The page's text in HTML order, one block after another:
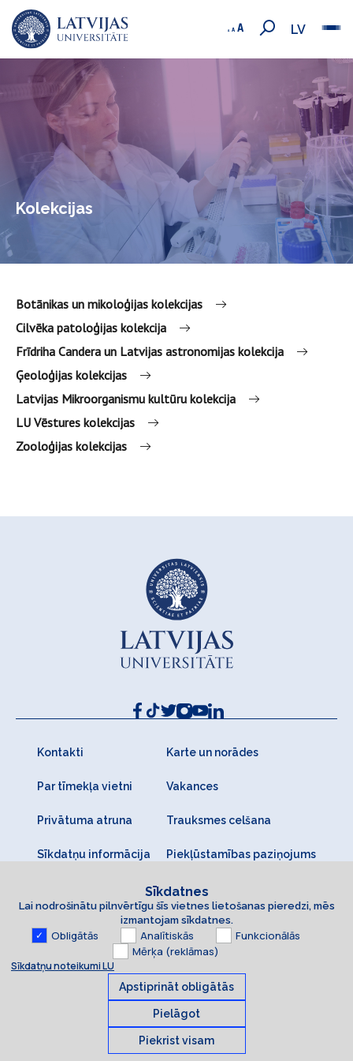
LV
Kolekcijas
Botānikas un mikoloģijas kolekcijas
Cilvēka patoloģijas kolekcija
Frīdriha Candera un Latvijas astronomijas kolekcija
Ģeoloģijas kolekcijas
Latvijas Mikroorganismu kultūru kolekcija
LU Vēstures kolekcijas
Zooloģijas kolekcijas
Kontakti Karte un norādes
Par tīmekļa vietni Vakances
Privātuma atruna Trauksmes celšana
Sīkdatņu informācija Piekļūstamības paziņojums
© 2026 Latvijas Universitāte. Visas tiesības aizsargātas
Sīkdatnes
Lai nodrošinātu pilnvērtīgu šīs vietnes lietošanas pieredzi, mēs
izmantojam sīkdatnes.
Obligātās Analītiskās
Funkcionālās
Mērķa (reklāmas)
Sīkdatņu noteikumi LU
Apstiprināt obligātās
Pielāgot
Piekrist visam